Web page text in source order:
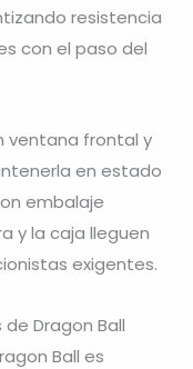
resistencia
con el paso del
ventana frontal y
en estado
embalaje
y la caja lleguen
exigentes.
Dragon Ball
Ball es